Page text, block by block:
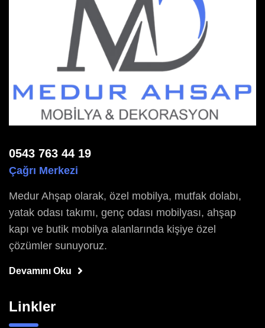
0543 763 44 19
Çağrı Merkezi
Medur Ahşap olarak, özel mobilya, mutfak dolabı,
yatak odası takımı, genç odası mobilyası, ahşap
kapı ve butik mobilya alanlarında kişiye özel
çözümler sunuyoruz.
Devamını Oku
Linkler